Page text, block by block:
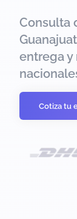
Consulta
entrega y
Cotiza tu